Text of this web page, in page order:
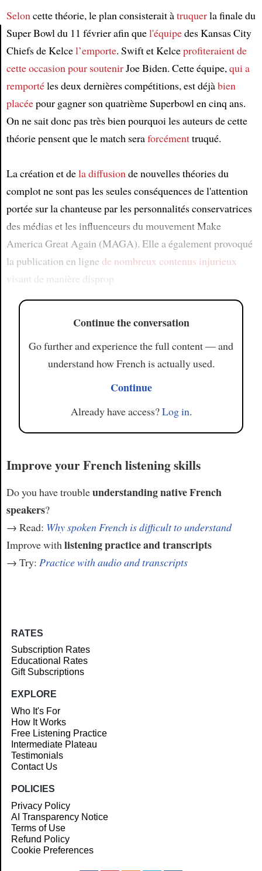
Selon cette théorie, le plan consisterait àtruquerla finale du
Super Bowl du 11 février afin quel'équipedes Kansas City
Chiefs de Kelcel’emporte. Swift et Kelceprofiteraient de
cette occasion pour soutenirJoe Biden. Cette équipe, qui a
remportéles deux dernières compétitions, est déjàbien
placéepour gagner son quatrième Superbowl en cinq ans.
On ne sait donc pas très bien pourquoi les auteurs de cette
théorie pensent que le match seraforcémenttruqué.
La création et dela diffusion de nouvelles théories du
complot ne sont pas les seules conséquences de l'attention
portée sur la chanteuse par les personnalités conservatrices
des médias et les influenceurs du mouvement Make
America Great Again (MAGA). Elle a également provoqué
la publication en ligne de nombreux contenus injurieux
visant de manière disprop
Continue the conversation
Go further and experience the full content — and
understand how French is actually used.
Continue
Already have access?Log in.
Improve your French listening skills
Do you have troubleunderstanding native French
speakers?
→ Read: Why spoken French is difficult to understand
Improve withlistening practice and transcripts
→ Try: Practice with audio and transcripts
RATES
Subscription Rates
Educational Rates
Gift Subscriptions
EXPLORE
Who It's For
How It Works
Free Listening Practice
Intermediate Plateau
Testimonials
Contact Us
POLICIES
Privacy Policy
AI Transparency Notice
Terms of Use
Refund Policy
Cookie Preferences